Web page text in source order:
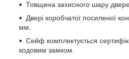
Товщина захисного шару
Двері коробчатої посиленої
мм.
Сейф комплектується
кодовим замком.